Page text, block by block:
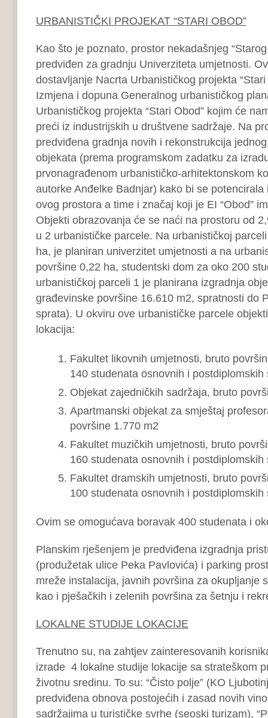
URBANISTIČKI PROJEKAT “STARI OBOD”
Kao što je poznato, prostor nekadašnjeg
predviđen za gradnju Univerziteta umjetnosti.
dostavljanje Nacrta Urbanističkog projekta
Izmjena i dopuna Generalnog urbanističkog
Urbanističkog projekta “Stari Obod” kojim će
preći iz industrijskih u društvene sadržaje. Na
predviđena gradnja novih i rekonstrukcija
objekata (prema programskom zadatku za
prvonagrađenom urbanističko-arhitektonskom
autorke Anđelke Badnjar) kako bi se
ovog prostora a time i značaj koji je EI “Obod”
Objekti obrazovanja će se naći na prostoru od
u 2 urbanističke parcele. Na urbanističkoj
ha, je planiran univerzitet umjetnosti a na
površine 0,22 ha, studentski dom za oko 200
urbanističkoj parceli 1 je planirana izgradnja
građevinske površine 16.610 m2, spratnosti do
sprata). U okviru ove urbanističke parcele
lokacija:
Fakultet likovnih umjetnosti, bruto
140 studenata osnovnih i postdiplomskih
Objekat zajedničkih sadržaja, bruto
Apartmanski objekat za smještaj
površine 1.770 m2
Fakultet muzičkih umjetnosti, bruto
160 studenata osnovnih i postdiplomskih
Fakultet dramskih umjetnosti, bruto
100 studenata osnovnih i postdiplomskih
Ovim se omogućava boravak 400 studenata i
Planskim rješenjem je predviđena izgradnja
(produžetak ulice Peka Pavlovića) i parking
mreže instalacija, javnih površina za okupljanje
kao i pješačkih i zelenih površina za šetnju i
LOKALNE STUDIJE LOKACIJE
Trenutno su, na zahtjev zainteresovanih
izrade 4 lokalne studije lokacije sa strateškom
životnu sredinu. To su: “Čisto polje” (KO
predviđena obnova postojećih i zasad novih
sadržajima u turističke svrhe (seoski turizam),